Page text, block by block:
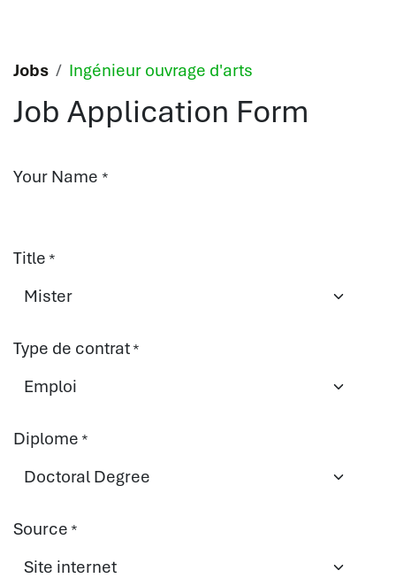
Jobs Ingénieur ouvrage d'arts
Job Application Form
Your Name *
Title *
Type de contrat*
Diplome *
Source *